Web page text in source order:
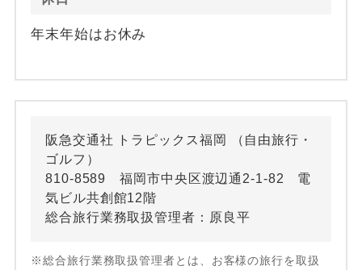
年末年始はお休み
阪急交通社 トラピックス福岡 （自由旅行・
ゴルフ）
810-8589 福岡市中央区渡辺通2-1-82 電
気ビル共創館12階
総合旅行業務取扱管理者：原良平
※総合旅行業務取扱管理者とは、お客様の旅行を取扱